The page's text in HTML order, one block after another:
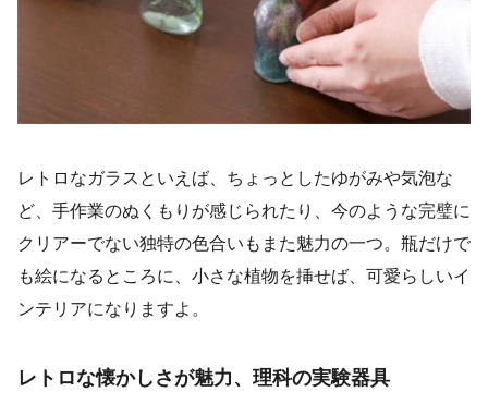
レトロなガラスといえば、ちょっとしたゆがみや気泡な
ど、手作業のぬくもりが感じられたり、今のような完璧に
クリアーでない独特の色合いもまた魅力の一つ。瓶だけで
も絵になるところに、小さな植物を挿せば、可愛らしいイ
ンテリアになりますよ。
レトロな懐かしさが魅力、理科の実験器具